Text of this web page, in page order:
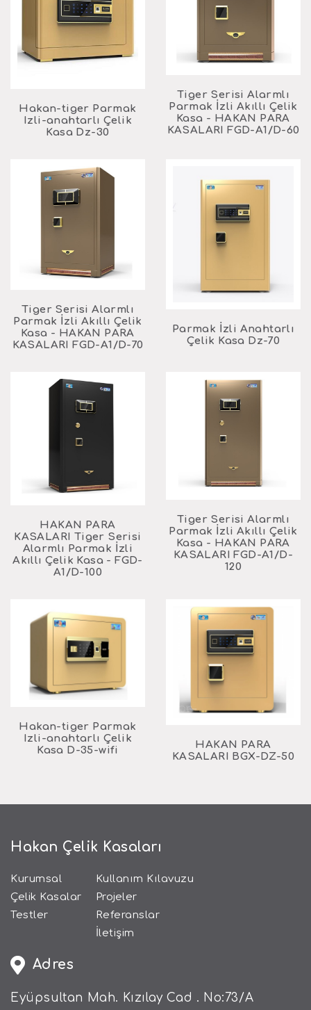
Hakan-tiger Parmak
Izli-anahtarlı Çelik
Kasa Dz-30
Tiger Serisi Alarmlı
Parmak İzli Akıllı Çelik
Kasa - HAKAN PARA
KASALARI FGD-A1/D-60
Tiger Serisi Alarmlı
Parmak İzli Akıllı Çelik
Kasa - HAKAN PARA
KASALARI FGD-A1/D-70
Parmak İzli Anahtarlı
Çelik Kasa Dz-70
HAKAN PARA
KASALARI Tiger Serisi
Alarmlı Parmak İzli
Akıllı Çelik Kasa - FGD-
A1/D-100
Tiger Serisi Alarmlı
Parmak İzli Akıllı Çelik
Kasa - HAKAN PARA
KASALARI FGD-A1/D-
120
Hakan-tiger Parmak
Izli-anahtarlı Çelik
Kasa D-35-wifi
HAKAN PARA
KASALARI BGX-DZ-50
Hakan Çelik Kasaları
Kurumsal
Çelik Kasalar
Testler
Kullanım Kılavuzu
Projeler
Referanslar
İletişim
Adres
Eyüpsultan Mah. Kızılay Cad . No:73/A